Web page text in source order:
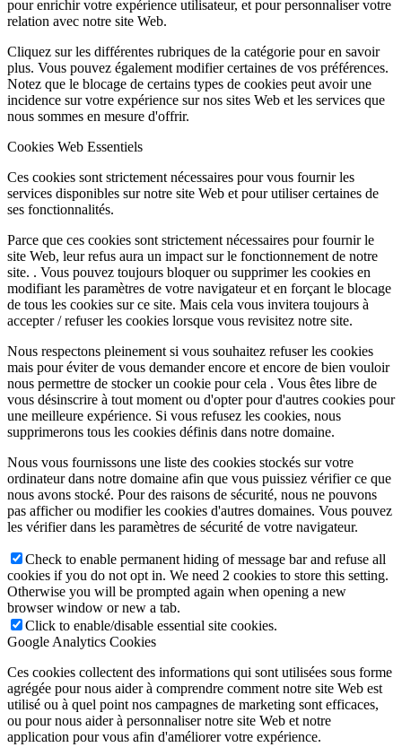
pour enrichir votre expérience utilisateur, et pour personnaliser votre
relation avec notre site Web.
Cliquez sur les différentes rubriques de la catégorie pour en savoir
plus. Vous pouvez également modifier certaines de vos préférences.
Notez que le blocage de certains types de cookies peut avoir une
incidence sur votre expérience sur nos sites Web et les services que
nous sommes en mesure d'offrir.
Cookies Web Essentiels
Ces cookies sont strictement nécessaires pour vous fournir les
services disponibles sur notre site Web et pour utiliser certaines de
ses fonctionnalités.
Parce que ces cookies sont strictement nécessaires pour fournir le
site Web, leur refus aura un impact sur le fonctionnement de notre
site. . Vous pouvez toujours bloquer ou supprimer les cookies en
modifiant les paramètres de votre navigateur et en forçant le blocage
de tous les cookies sur ce site. Mais cela vous invitera toujours à
accepter / refuser les cookies lorsque vous revisitez notre site.
Nous respectons pleinement si vous souhaitez refuser les cookies
mais pour éviter de vous demander encore et encore de bien vouloir
nous permettre de stocker un cookie pour cela . Vous êtes libre de
vous désinscrire à tout moment ou d'opter pour d'autres cookies pour
une meilleure expérience. Si vous refusez les cookies, nous
supprimerons tous les cookies définis dans notre domaine.
Nous vous fournissons une liste des cookies stockés sur votre
ordinateur dans notre domaine afin que vous puissiez vérifier ce que
nous avons stocké. Pour des raisons de sécurité, nous ne pouvons
pas afficher ou modifier les cookies d'autres domaines. Vous pouvez
les vérifier dans les paramètres de sécurité de votre navigateur.
Check to enable permanent hiding of message bar and refuse all
cookies if you do not opt in. We need 2 cookies to store this setting.
Otherwise you will be prompted again when opening a new
browser window or new a tab.
Click to enable/disable essential site cookies.
Google Analytics Cookies
Ces cookies collectent des informations qui sont utilisées sous forme
agrégée pour nous aider à comprendre comment notre site Web est
utilisé ou à quel point nos campagnes de marketing sont efficaces,
ou pour nous aider à personnaliser notre site Web et notre
application pour vous afin d'améliorer votre expérience.